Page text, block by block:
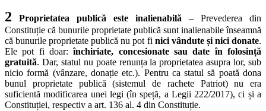
2 Proprietatea publică este inalienabilă – Prevederea din
Constituție că bunurile proprietate publică sunt inalienabile înseamnă
că bunurile proprietate publică nu pot fi nici vândute și nici donate.
Ele pot fi doar:închiriate, concesionate sau date în folosință
gratuită. Dar, statul nu poate renunța la proprietatea asupra lor, sub
nicio formă (vânzare, donație etc.). Pentru ca statul să poată dona
bunul proprietate publică (sistemul de rachete Patriot) nu era
suficientă modificarea unei legi (în speță, a Legii 222/2017), ci și a
Constituției, respectiv a art. 136 al. 4 din Constituție.